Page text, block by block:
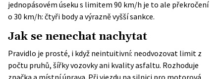
jednopásovém úseku s limitem 90 km/h je to ale překročení
o 30 km/h: čtyři body a výrazně vyšší sankce.
Jak se nenechat nachytat
Pravidlo je prosté, i když neintuitivní: neodvozovat limit z
počtu pruhů, šířky vozovky ani kvality asfaltu. Rozhoduje
značka a místní úprava. Při vjezdu na silnici pro motorová